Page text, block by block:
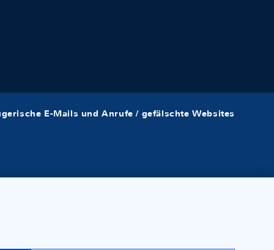
E-Mails und Anrufe / gefälschte Websites